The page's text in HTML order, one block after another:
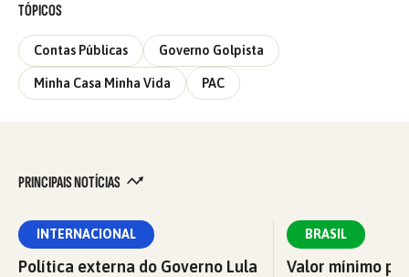
TÓPICOS
Contas Públicas Governo Golpista
Minha Casa Minha Vida PAC
PRINCIPAIS NOTÍCIAS
INTERNACIONAL
Política externa do Governo Lula
BRASIL
Valor mínimo